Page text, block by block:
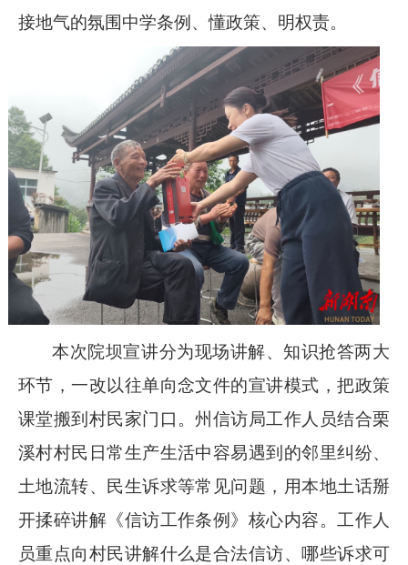
接地气的氛围中学条例、懂政策、明权责。
本次院坝宣讲分为现场讲解、知识抢答两大
环节，一改以往单向念文件的宣讲模式，把政策
课堂搬到村民家门口。州信访局工作人员结合栗
溪村村民日常生产生活中容易遇到的邻里纠纷、
土地流转、民生诉求等常见问题，用本地土话掰
开揉碎讲解《信访工作条例》核心内容。工作人
员重点向村民讲解什么是合法信访、哪些诉求可